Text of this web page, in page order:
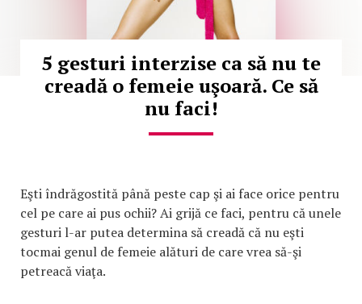
5 gesturi interzise ca să nu te
creadă o femeie uşoară. Ce să
nu faci!
Eşti îndrăgostită până peste cap şi ai face orice pentru
cel pe care ai pus ochii? Ai grijă ce faci, pentru că unele
gesturi l-ar putea determina să creadă că nu eşti
tocmai genul de femeie alături de care vrea să-şi
petreacă viaţa.